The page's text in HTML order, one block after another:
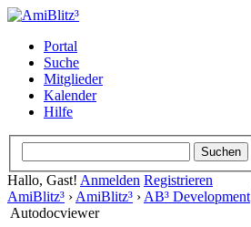
Portal
Suche
Mitglieder
Kalender
Hilfe
Hallo, Gast! Anmelden Registrieren
AmiBlitz³ › AmiBlitz³ › AB³ Development
Autodocviewer